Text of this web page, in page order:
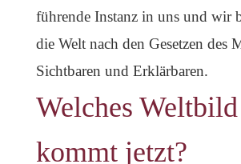
führende Instanz in uns und wir
die Welt nach den Gesetzen des
Sichtbaren und Erklärbaren.
Welches Weltbild
kommt jetzt?